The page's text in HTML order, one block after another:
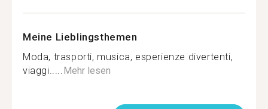
Meine Lieblingsthemen
Moda, trasporti, musica, esperienze divertenti,
viaggi.....Mehr lesen